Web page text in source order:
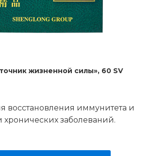
жизненной силы», 60 SV
восстановления иммунитета и
заболеваний.